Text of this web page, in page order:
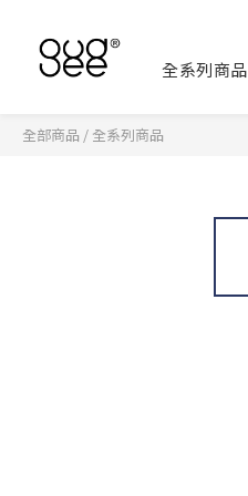
全系列商品
全部商品 / 全系列商品